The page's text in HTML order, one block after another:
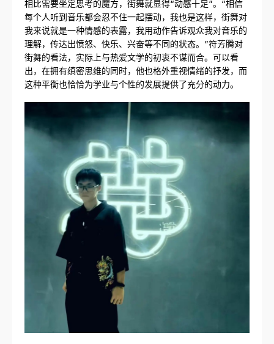
相比需要坐定思考的魔方，街舞就显得“动感十足”。“相信
每个人听到音乐都会忍不住一起摆动，我也是这样，街舞对
我来说就是一种情感的表露，我用动作告诉观众我对音乐的
理解，传达出愤怒、快乐、兴奋等不同的状态。”符芳腾对
街舞的看法，实际上与热爱文学的初衷不谋而合。可以看
出，在拥有缜密思维的同时，他也格外重视情绪的抒发，而
这种平衡也恰恰为学业与个性的发展提供了充分的动力。